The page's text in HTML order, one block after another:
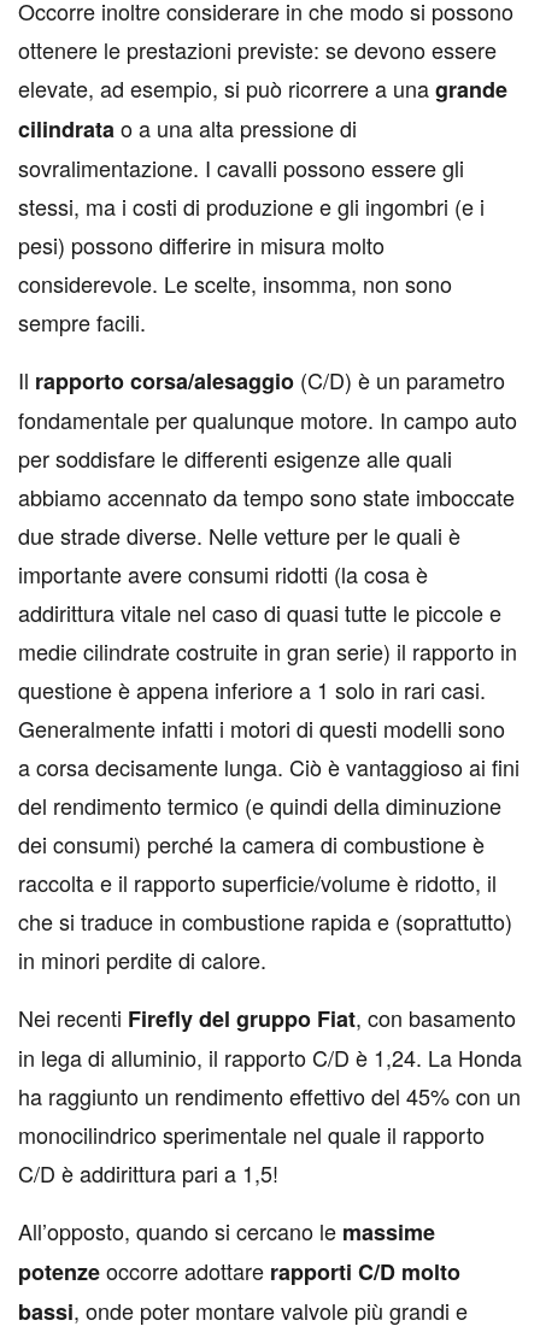
Occorre inoltre considerare in che modo si possono
ottenere le prestazioni previste: se devono essere
elevate, ad esempio, si può ricorrere a unagrande
cilindratao a una alta pressione di
sovralimentazione. I cavalli possono essere gli
stessi, ma i costi di produzione e gli ingombri (e i
pesi) possono differire in misura molto
considerevole. Le scelte, insomma, non sono
sempre facili.
Il rapporto corsa/alesaggio (C/D) è un parametro
fondamentale per qualunque motore. In campo auto
per soddisfare le differenti esigenze alle quali
abbiamo accennato da tempo sono state imboccate
due strade diverse. Nelle vetture per le quali è
importante avere consumi ridotti (la cosa è
addirittura vitale nel caso di quasi tutte le piccole e
medie cilindrate costruite in gran serie) il rapporto in
questione è appena inferiore a 1 solo in rari casi.
Generalmente infatti i motori di questi modelli sono
a corsa decisamente lunga. Ciò è vantaggioso ai fini
del rendimento termico (e quindi della diminuzione
dei consumi) perché la camera di combustione è
raccolta e il rapporto superficie/volume è ridotto, il
che si traduce in combustione rapida e (soprattutto)
in minori perdite di calore.
Nei recenti Firefly del gruppo Fiat, con basamento
in lega di alluminio, il rapporto C/D è 1,24. La Honda
ha raggiunto un rendimento effettivo del 45% con un
monocilindrico sperimentale nel quale il rapporto
C/D è addirittura pari a 1,5!
All’opposto, quando si cercano le massime
potenzeoccorre adottare rapporti C/D molto
bassi, onde poter montare valvole più grandi e